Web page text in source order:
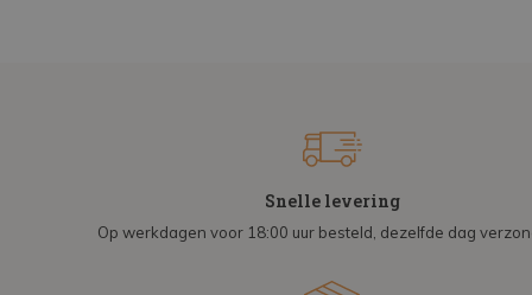
Snelle levering
Op werkdagen voor 18:00 uur besteld, dezelfde dag